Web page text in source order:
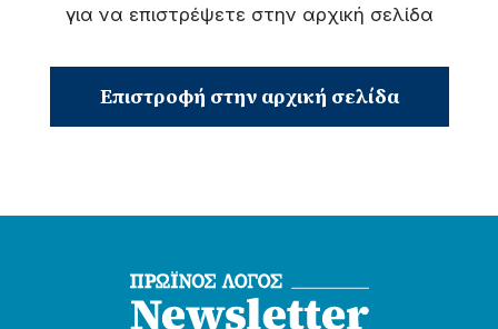
για να επιστρέψετε στην αρχική σελίδα
Επιστροφή στην αρχική σελίδα